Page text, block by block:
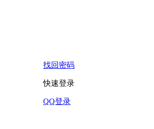
找回密码
快速登录
QQ登录